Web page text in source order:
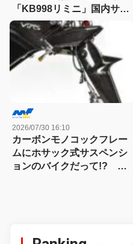
「KB998リミニ」国内サー
キット試乗記
2026/07/30 16:10
カーボンモノコックフレー
ムにホサック式サスペンシ
ョンのバイクだって!? ヴ